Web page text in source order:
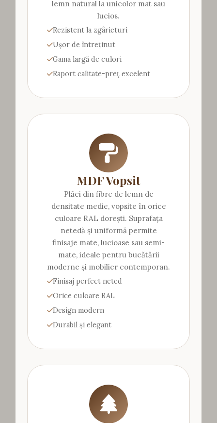
lemn natural la unicolor mat sau
lucios.
Rezistent la zgârieturi
Ușor de întreținut
Gama largă de culori
Raport calitate-preț excelent
MDF Vopsit
Plăci din fibre de lemn de
densitate medie, vopsite în orice
culoare RAL dorești. Suprafața
netedă și uniformă permite
finisaje mate, lucioase sau semi-
mate, ideale pentru bucătării
moderne și mobilier contemporan.
Finisaj perfect neted
Orice culoare RAL
Design modern
Durabil și elegant